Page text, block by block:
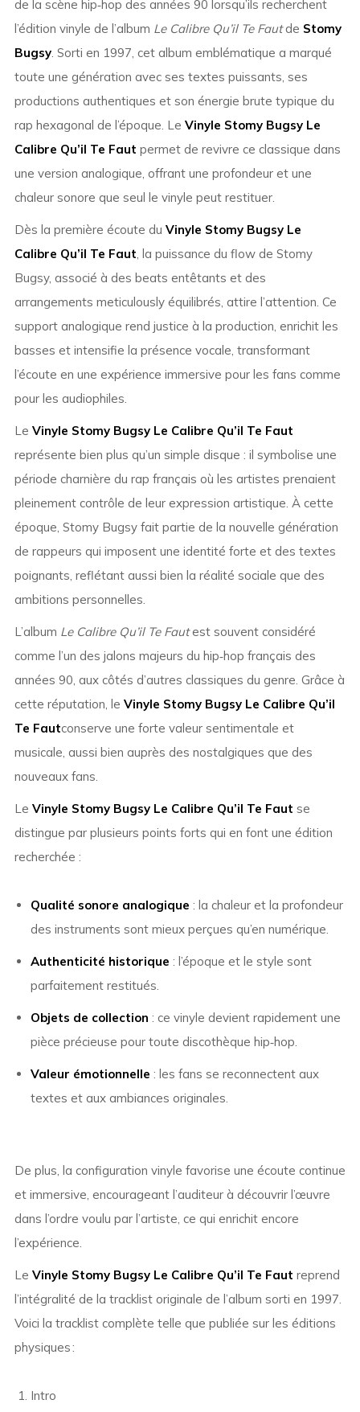
de la scène hip‑hop des années 90 lorsqu’ils recherchent
l’édition vinyle de l’album Le Calibre Qu’il Te Fautde Stomy
Bugsy. Sorti en 1997, cet album emblématique a marqué
toute une génération avec ses textes puissants, ses
productions authentiques et son énergie brute typique du
rap hexagonal de l’époque. Le Vinyle Stomy Bugsy Le
Calibre Qu’il Te Faut permet de revivre ce classique dans
une version analogique, offrant une profondeur et une
chaleur sonore que seul le vinyle peut restituer.
Dès la première écoute du Vinyle Stomy Bugsy Le
Calibre Qu’il Te Faut, la puissance du flow de Stomy
Bugsy, associé à des beats entêtants et des
arrangements meticulously équilibrés, attire l’attention. Ce
support analogique rend justice à la production, enrichit les
basses et intensifie la présence vocale, transformant
l’écoute en une expérience immersive pour les fans comme
pour les audiophiles.
Le Vinyle Stomy Bugsy Le Calibre Qu’il Te Faut
représente bien plus qu’un simple disque : il symbolise une
période charnière du rap français où les artistes prenaient
pleinement contrôle de leur expression artistique. À cette
époque, Stomy Bugsy fait partie de la nouvelle génération
de rappeurs qui imposent une identité forte et des textes
poignants, reflétant aussi bien la réalité sociale que des
ambitions personnelles.
L’album Le Calibre Qu’il Te Fautest souvent considéré
comme l’un des jalons majeurs du hip‑hop français des
années 90, aux côtés d’autres classiques du genre. Grâce à
cette réputation, le Vinyle Stomy Bugsy Le Calibre Qu’il
Te Fautconserve une forte valeur sentimentale et
musicale, aussi bien auprès des nostalgiques que des
nouveaux fans.
Le Vinyle Stomy Bugsy Le Calibre Qu’il Te Faut se
distingue par plusieurs points forts qui en font une édition
recherchée :
Qualité sonore analogique : la chaleur et la profondeur
des instruments sont mieux perçues qu’en numérique.
Authenticité historique : l’époque et le style sont
parfaitement restitués.
Objets de collection : ce vinyle devient rapidement une
pièce précieuse pour toute discothèque hip‑hop.
Valeur émotionnelle : les fans se reconnectent aux
textes et aux ambiances originales.
De plus, la configuration vinyle favorise une écoute continue
et immersive, encourageant l’auditeur à découvrir l’œuvre
dans l’ordre voulu par l’artiste, ce qui enrichit encore
l’expérience.
Le Vinyle Stomy Bugsy Le Calibre Qu’il Te Faut reprend
l’intégralité de la tracklist originale de l’album sorti en 1997.
Voici la tracklist complète telle que publiée sur les éditions
physiques :
Intro